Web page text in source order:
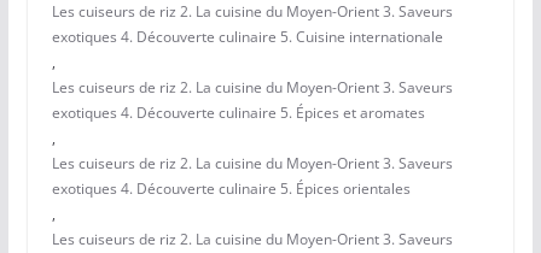
Les cuiseurs de riz 2. La cuisine du Moyen-Orient 3. Saveurs
exotiques 4. Découverte culinaire 5. Cuisine internationale
,
Les cuiseurs de riz 2. La cuisine du Moyen-Orient 3. Saveurs
exotiques 4. Découverte culinaire 5. Épices et aromates
,
Les cuiseurs de riz 2. La cuisine du Moyen-Orient 3. Saveurs
exotiques 4. Découverte culinaire 5. Épices orientales
,
Les cuiseurs de riz 2. La cuisine du Moyen-Orient 3. Saveurs